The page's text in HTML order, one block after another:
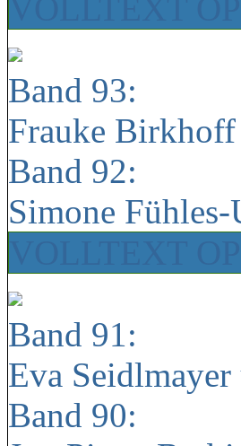
Band 93:
Frauke Birkhoff
Band 92:
Simone Fühles-
Band 91:
Eva Seidlmayer
Band 90: